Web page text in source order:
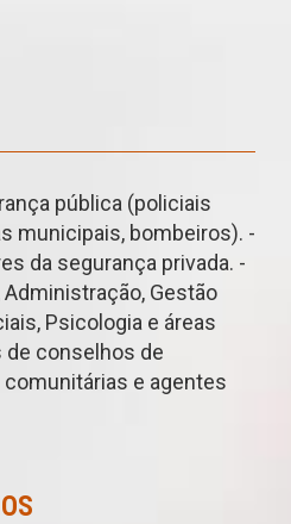
pública (policiais
municipais, bombeiros). -
da segurança privada. -
Gestão
Psicologia e áreas
de conselhos de
e agentes